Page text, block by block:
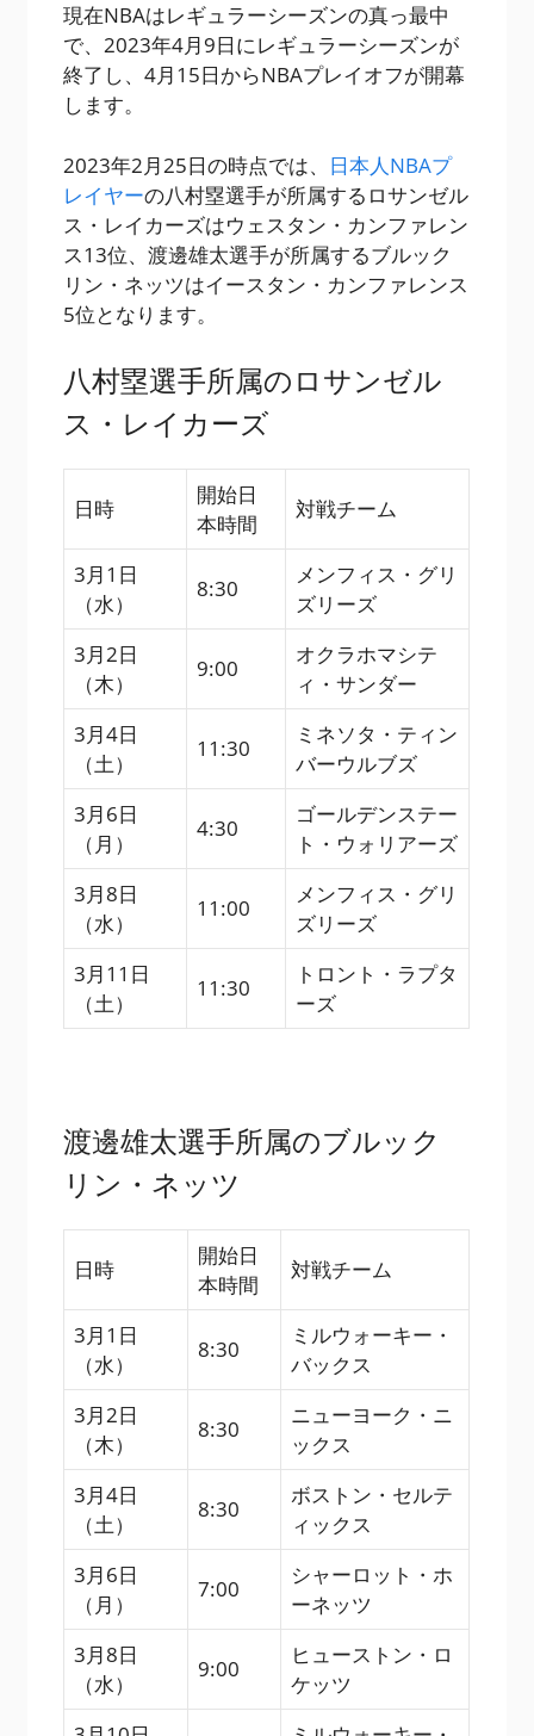
現在NBAはレギュラーシーズンの真っ最中
で、2023年4月9日にレギュラーシーズンが
終了し、4月15日からNBAプレイオフが開幕
します。
2023年2月25日の時点では、 日本人NBAプ
レイヤーの八村塁選手が所属するロサンゼル
ス・レイカーズはウェスタン・カンファレン
ス13位、渡邊雄太選手が所属するブルック
リン・ネッツはイースタン・カンファレンス
5位となります。
八村塁選手所属のロサンゼル
ス・レイカーズ
日時
開始日
本時間
対戦チーム
3月1日
（水）
8:30
メンフィス・グリ
ズリーズ
3月2日
（木）
9:00
オクラホマシテ
ィ・サンダー
3月4日
（土）
11:30
ミネソタ・ティン
バーウルブズ
3月6日
（月）
4:30
ゴールデンステー
ト・ウォリアーズ
3月8日
（水）
11:00
メンフィス・グリ
ズリーズ
3月11日
（土）
11:30
トロント・ラプタ
ーズ
渡邊雄太選手所属のブルック
リン・ネッツ
日時
開始日
本時間
対戦チーム
3月1日
（水）
8:30
ミルウォーキー・
バックス
3月2日
（木）
8:30
ニューヨーク・ニ
ックス
3月4日
（土）
8:30
ボストン・セルテ
ィックス
3月6日
（月）
7:00
シャーロット・ホ
ーネッツ
3月8日
（水）
9:00
ヒューストン・ロ
ケッツ